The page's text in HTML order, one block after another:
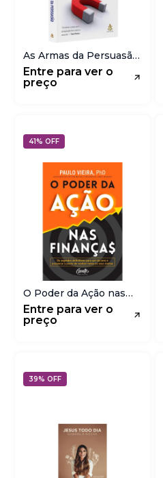
As Armas da Persuasão
| Robert B Cialdini
Entre para ver o
preço
41% OFF
O Poder da Ação nas
Finanças | Paulo Vieira
Entre para ver o
preço
39% OFF